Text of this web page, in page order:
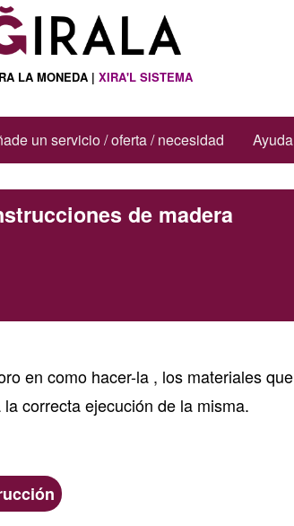
LA MONEDA | XIRA'L SISTEMA
un servicio / oferta / necesidad Ayuda
de madera
en como hacer-la , los materiales que
correcta ejecución de la misma.